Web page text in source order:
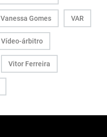
Vanessa Gomes VAR
Vídeo-árbitro
Vitor Ferreira